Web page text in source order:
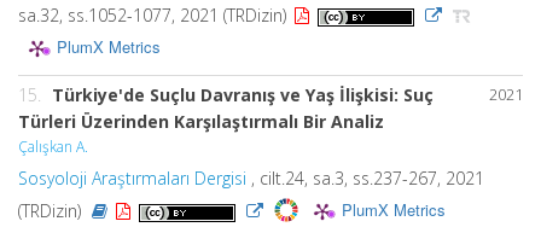
sa.32, ss.1052-1077, 2021 (TRDizin)
PlumX Metrics
2021
15. Türkiye'de Suçlu Davranış ve Yaş İlişkisi: Suç
Türleri Üzerinden Karşılaştırmalı Bir Analiz
Çalışkan A.
Sosyoloji Araştırmaları Dergisi , cilt.24, sa.3, ss.237-267, 2021
(TRDizin)
PlumX Metrics